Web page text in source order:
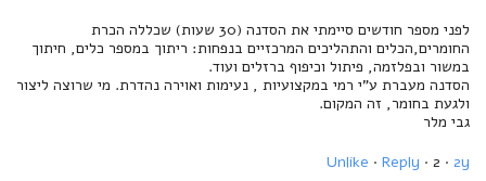
לפני מספר חודשים סיימתי את הסדנה (30 שעות) שכללה הכרת
החומרים,הכלים והתהליכים המרכזיים בנפחות: ריתוך במספר כלים, חיתוך
במשור ובפלזמה, פיתול וכיפוף ברזלים ועוד.
הסדנה מעברת ע"י רמי במקצועיות , נעימות ואוירה נהדרת. מי שרוצה ליצור
ולגעת בחומר, זה המקום.
גבי מלר
Unlike · Reply · 2 · 2y